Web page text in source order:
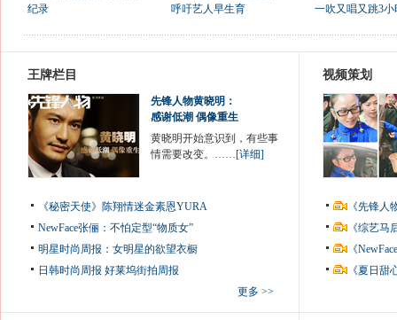
纪录
呼吁艺人早生育
一吹又唱又跳3小
王牌栏目
先锋人物黄晓明：
感谢低潮 偶像重生
黄晓明开始意识到，有些事
情需要改变。……[详细]
《秘密天使》陈翔情迷金素恩YURA
NewFace张俪：不怕定型“物质女”
明星时尚周报：女明星的欲望衣橱
日韩时尚周报 好莱坞街拍周报
更多 >>
视频策划
《先锋
《综艺
《
《夏日